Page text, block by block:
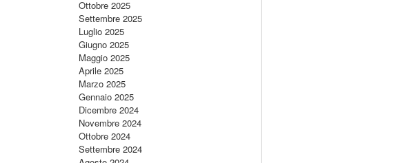
Ottobre 2025
Settembre 2025
Luglio 2025
Giugno 2025
Maggio 2025
Aprile 2025
Marzo 2025
Gennaio 2025
Dicembre 2024
Novembre 2024
Ottobre 2024
Settembre 2024